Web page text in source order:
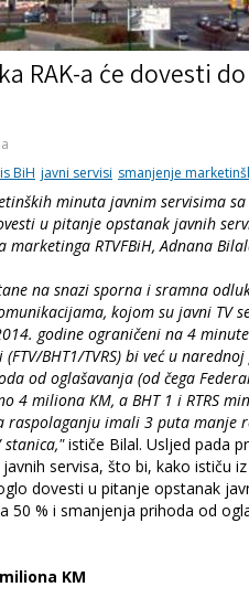
RAK-a će dovesti
BiH javni servisi smanjenje
minuta javnim servisima
u pitanje opstanak javnih
RTVFBiH, Adnana
na snazi sporna i sramna
kojom su javni TV
godine ograničeni na 4
(FTV/BHT1/TVRS) bi već u
od oglašavanja (od čega
4 miliona KM, a BHT 1 i RTRS
raspolaganju imali 3 puta manje
stanica,"ističe Bilal. Usljed pada
servisa, što bi, kako ističu
dovesti u pitanje opstanak
50 % i smanjenja prihoda od
KM